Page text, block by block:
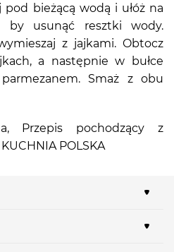
bieżącą wodą i ułóż na
by usunąć resztki wody.
z jajkami. Obtocz
a następnie w bułce
Smaż z obu
Przepis pochodzący z
POLSKA